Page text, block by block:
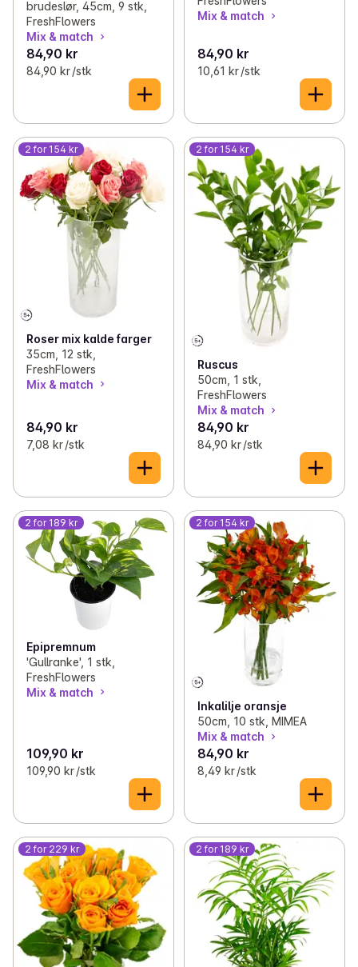
brudeslør, 45cm, 9 stk,
FreshFlowers
Mix & match
84,90 kr
84,90 kr /stk
Mix & match
84,90 kr
10,61 kr /stk
2 for 154 kr
Roser mix kalde farger
35cm, 12 stk,
FreshFlowers
Mix & match
84,90 kr
7,08 kr /stk
2 for 154 kr
Ruscus
50cm, 1 stk,
FreshFlowers
Mix & match
84,90 kr
84,90 kr /stk
2 for 189 kr
Epipremnum
'Gullranke', 1 stk,
FreshFlowers
Mix & match
109,90 kr
109,90 kr /stk
2 for 154 kr
Inkalilje oransje
50cm, 10 stk, MIMEA
Mix & match
84,90 kr
8,49 kr /stk
2 for 229 kr 2 for 189 kr